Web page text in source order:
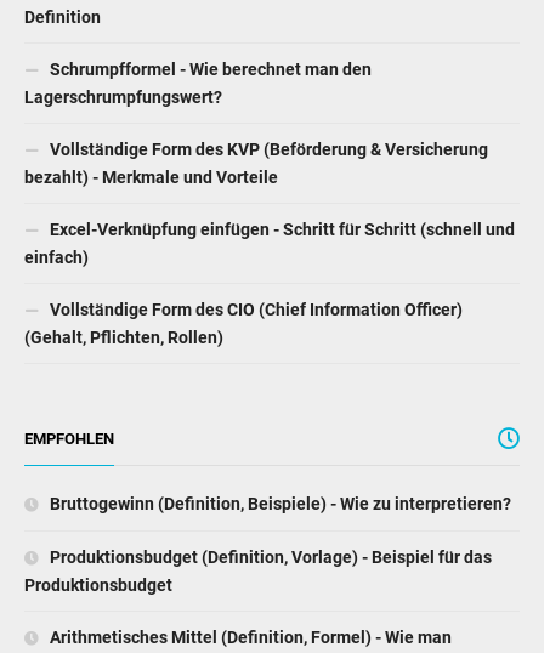
Definition
Schrumpfformel - Wie berechnet man den
Lagerschrumpfungswert?
Vollständige Form des KVP (Beförderung & Versicherung
bezahlt) - Merkmale und Vorteile
Excel-Verknüpfung einfügen - Schritt für Schritt (schnell und
einfach)
Vollständige Form des CIO (Chief Information Officer)
(Gehalt, Pflichten, Rollen)
EMPFOHLEN
Bruttogewinn (Definition, Beispiele) - Wie zu interpretieren?
Produktionsbudget (Definition, Vorlage) - Beispiel für das
Produktionsbudget
Arithmetisches Mittel (Definition, Formel) - Wie man